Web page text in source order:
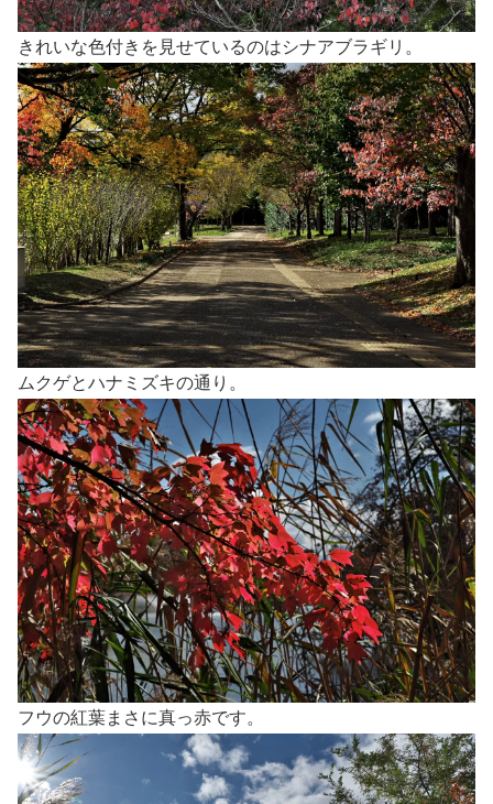
きれいな色付きを見せているのはシナアブラギリ。
ムクゲとハナミズキの通り。
フウの紅葉まさに真っ赤です。